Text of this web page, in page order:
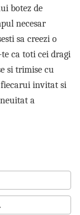
botez de
necesar
sa creezi o
ca toti cei dragi
si trimise cu
invitat si
a